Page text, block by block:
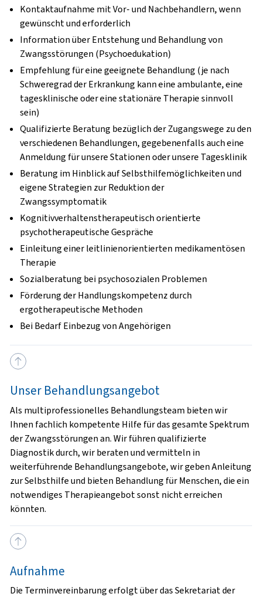
Kontaktaufnahme mit Vor- und Nachbehandlern, wenn
gewünscht und erforderlich
Information über Entstehung und Behandlung von
Zwangsstörungen (Psychoedukation)
Empfehlung für eine geeignete Behandlung (je nach
Schweregrad der Erkrankung kann eine ambulante, eine
tagesklinische oder eine stationäre Therapie sinnvoll
sein)
Qualifizierte Beratung bezüglich der Zugangswege zu den
verschiedenen Behandlungen, gegebenenfalls auch eine
Anmeldung für unsere Stationen oder unsere Tagesklinik
Beratung im Hinblick auf Selbsthilfemöglichkeiten und
eigene Strategien zur Reduktion der
Zwangssymptomatik
Kognitivverhaltenstherapeutisch orientierte
psychotherapeutische Gespräche
Einleitung einer leitlinienorientierten medikamentösen
Therapie
Sozialberatung bei psychosozialen Problemen
Förderung der Handlungskompetenz durch
ergotherapeutische Methoden
Bei Bedarf Einbezug von Angehörigen
Unser Behandlungsangebot
Als multiprofessionelles Behandlungsteam bieten wir
Ihnen fachlich kompetente Hilfe für das gesamte Spektrum
der Zwangsstörungen an. Wir führen qualifizierte
Diagnostik durch, wir beraten und vermitteln in
weiterführende Behandlungsangebote, wir geben Anleitung
zur Selbsthilfe und bieten Behandlung für Menschen, die ein
notwendiges Therapieangebot sonst nicht erreichen
könnten.
Aufnahme
Die Terminvereinbarung erfolgt über das Sekretariat der